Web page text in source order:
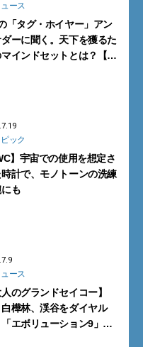
ース
「タグ・ホイヤー」アン
ーに聞く。天下を獲るた
インドセットとは？【イ
ピック
】宇宙での使用を想定さ
計で、モノトーンの洗練
も
ース
人のグランドセイコー】
樺林、渓谷をダイヤル
エボリューション9」の